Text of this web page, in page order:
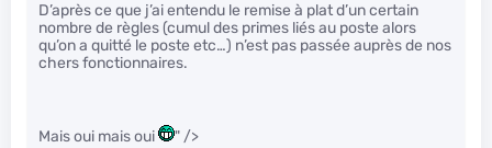
D’après ce que j’ai entendu le remise à plat d’un certain
nombre de règles (cumul des primes liés au poste alors
qu’on a quitté le poste etc…) n’est pas passée auprès de nos
chers fonctionnaires.
Mais oui mais oui " />